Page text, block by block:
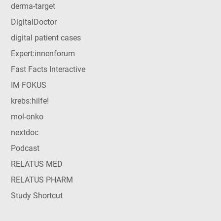
derma-target
DigitalDoctor
digital patient cases
Expert:innenforum
Fast Facts Interactive
IM FOKUS
krebs:hilfe!
mol-onko
nextdoc
Podcast
RELATUS MED
RELATUS PHARM
Study Shortcut